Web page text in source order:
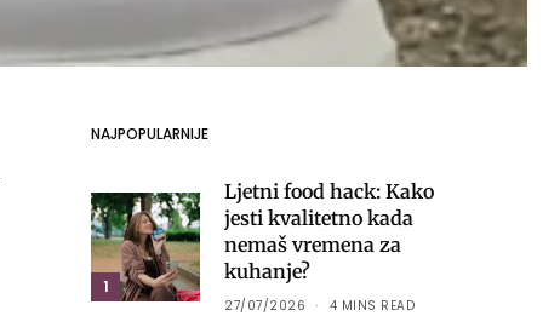
NAJPOPULARNIJE
1
Ljetni food hack: Kako
jesti kvalitetno kada
nemaš vremena za
kuhanje?
27/07/2026 4 MINS READ